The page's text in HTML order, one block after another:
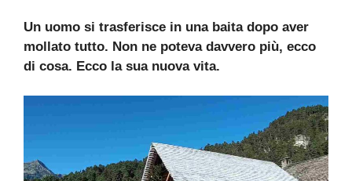
Un uomo si trasferisce in una baita dopo aver
mollato tutto. Non ne poteva davvero più, ecco
di cosa. Ecco la sua nuova vita.